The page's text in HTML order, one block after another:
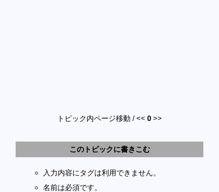
トピック内ページ移動 / << 0 >>
このトピックに書きこむ
入力内容にタグは利用できません。
名前は必須です。